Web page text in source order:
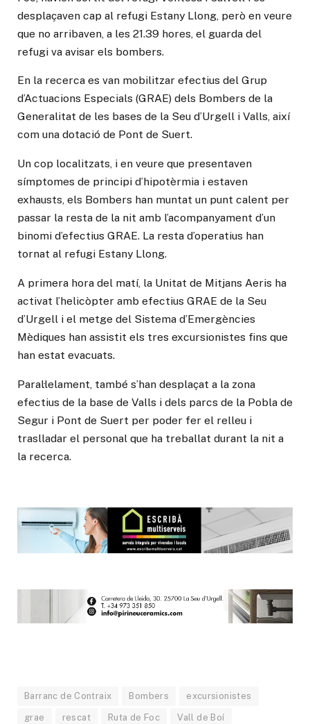
desplaçaven cap al refugi Estany Llong, però en veure
que no arribaven, a les 21.39 hores, el guarda del
refugi va avisar els bombers.
En la recerca es van mobilitzar efectius del Grup
d’Actuacions Especials (GRAE) dels Bombers de la
Generalitat de les bases de la Seu d’Urgell i Valls, així
com una dotació de Pont de Suert.
Un cop localitzats, i en veure que presentaven
símptomes de principi d’hipotèrmia i estaven
exhausts, els Bombers han muntat un punt calent per
passar la resta de la nit amb l’acompanyament d’un
binomi d’efectius GRAE. La resta d’operatius han
tornat al refugi Estany Llong.
A primera hora del matí, la Unitat de Mitjans Aeris ha
activat l’helicòpter amb efectius GRAE de la Seu
d’Urgell i el metge del Sistema d’Emergències
Mèdiques han assistit els tres excursionistes fins que
han estat evacuats.
Paral·lelament, també s’han desplaçat a la zona
efectius de la base de Valls i dels parcs de la Pobla de
Segur i Pont de Suert per poder fer el relleu i
traslladar el personal que ha treballat durant la nit a
la recerca.
Barranc de Contraix Bombers excursionistes
grae rescat Ruta de Foc Vall de Boí